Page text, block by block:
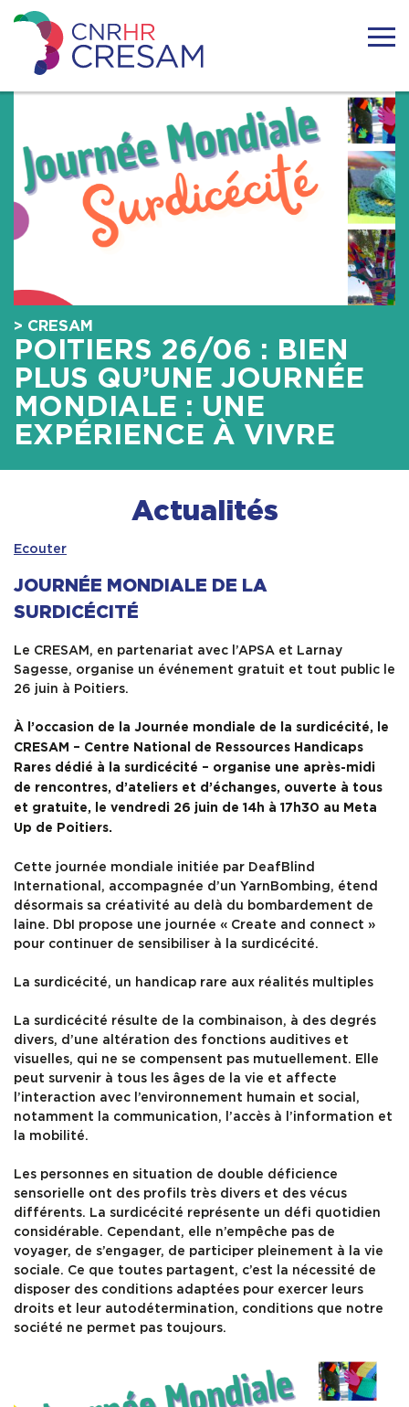
to
content
CRESAM
LE CRESAM
LA SURDICÉCITÉ
TÉMOIGNAGES
FORMATIONS
SERVICES
> CRESAM
POITIERS 26/06 : BIEN
PLUS QU’UNE JOURNÉE
MONDIALE : UNE
EXPÉRIENCE À VIVRE
Actualités
Ecouter
JOURNÉE MONDIALE DE LA
SURDICÉCITÉ
Le CRESAM, en partenariat avec l’APSA et Larnay
Sagesse, organise un événement gratuit et tout public le
26 juin à Poitiers.
À l’occasion de la Journée mondiale de la surdicécité, le
CRESAM – Centre National de Ressources Handicaps
Rares dédié à la surdicécité – organise une après-midi
de rencontres, d’ateliers et d’échanges, ouverte à tous
et gratuite, le vendredi 26 juin de 14h à 17h30 au Meta
Up de Poitiers.
Cette journée mondiale initiée par DeafBlind
International, accompagnée d’un YarnBombing, étend
désormais sa créativité au delà du bombardement de
laine. DbI propose une journée « Create and connect »
pour continuer de sensibiliser à la surdicécité.
La surdicécité, un handicap rare aux réalités multiples
La surdicécité résulte de la combinaison, à des degrés
divers, d’une altération des fonctions auditives et
visuelles, qui ne se compensent pas mutuellement. Elle
peut survenir à tous les âges de la vie et affecte
l’interaction avec l’environnement humain et social,
notamment la communication, l’accès à l’information et
la mobilité.
Les personnes en situation de double déficience
sensorielle ont des profils très divers et des vécus
différents. La surdicécité représente un défi quotidien
considérable. Cependant, elle n’empêche pas de
voyager, de s’engager, de participer pleinement à la vie
sociale. Ce que toutes partagent, c’est la nécessité de
disposer des conditions adaptées pour exercer leurs
droits et leur autodétermination, conditions que notre
société ne permet pas toujours.